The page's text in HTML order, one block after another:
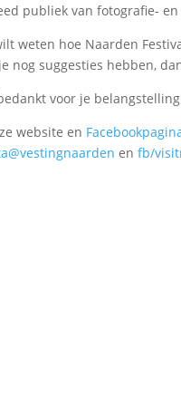
publiek van fotografie-
weten hoe Naarden
nog suggesties hebben,
voor je
website en
enfb/